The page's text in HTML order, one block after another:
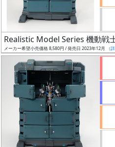
抽
選
Realistic Model Series 機動戦
メーカー希望小売価格 8,580円 / 発売日 2023年12月 （